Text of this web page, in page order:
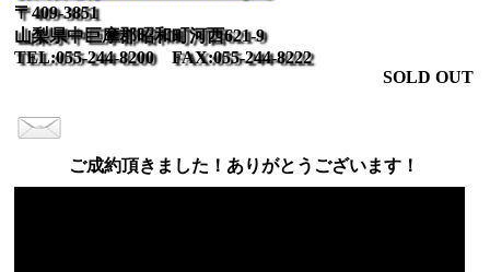
〒409-3851
山梨県中巨摩郡昭和町河西621-9
TEL:055-244-8200 FAX:055-244-8222
SOLD OUT
ご成約頂きました！ありがとうございます！